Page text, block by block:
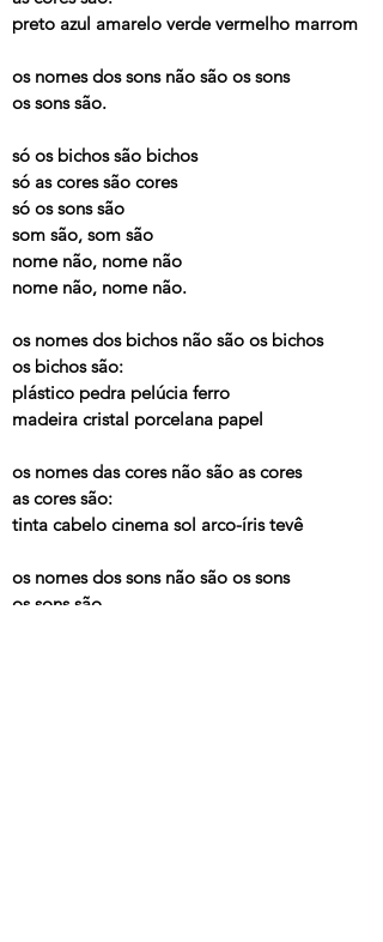
preto azul amarelo verde vermelho marrom
os nomes dos sons não são os sons
os sons são.
só os bichos são bichos
só as cores são cores
só os sons são
som são, som são
nome não, nome não
nome não, nome não.
os nomes dos bichos não são os bichos
os bichos são:
plástico pedra pelúcia ferro
madeira cristal porcelana papel
os nomes das cores não são as cores
as cores são:
tinta cabelo cinema sol arco-íris tevê
os nomes dos sons não são os sons
os sons são.